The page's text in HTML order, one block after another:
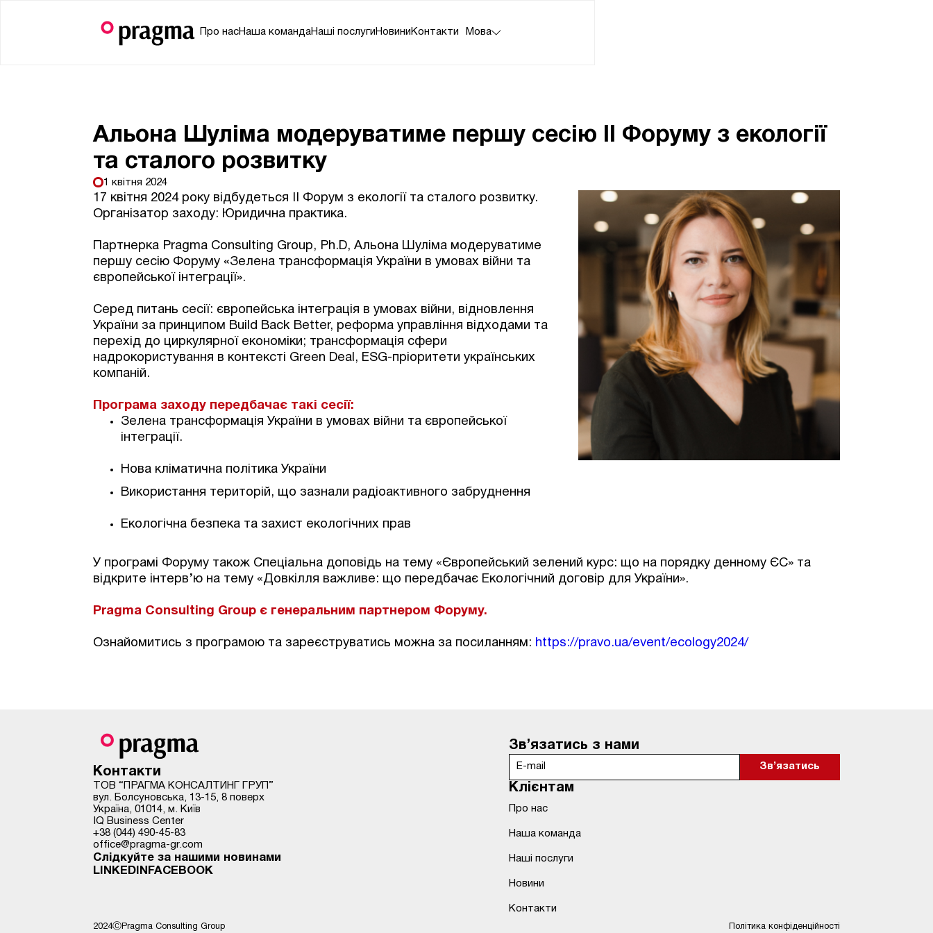
Про насНаша командаНаші послуги Новини Контакти Мова
Альона Шуліма модеруватиме першу сесію II Форуму з екології
та сталого розвитку
1 квітня 2024
17 квітня 2024 року відбудеться ІІ Форум з екології та сталого розвитку.
Організатор заходу: Юридична практика.
Партнерка Pragma Consulting Group, Ph.D, Альона Шуліма модеруватиме
першу сесію Форуму «Зелена трансформація України в умовах війни та
європейської інтеграції».
Серед питань сесії: європейська інтеграція в умовах війни, відновлення
України за принципом Build Back Better, реформа управління відходами та
перехід до циркулярної економіки; трансформація сфери
надрокористування в контексті Green Deal, ESG-пріоритети українських
компаній.
Програма заходу передбачає такі сесії:
Зелена трансформація України в умовах війни та європейської
інтеграції.
Нова кліматична політика України
Використання територій, що зазнали радіоактивного забруднення
Екологічна безпека та захист екологічних прав
У програмі Форуму також Спеціальна доповідь на тему «Європейський зелений курс: що на порядку денному ЄС» та
відкрите інтерв’ю на тему «Довкілля важливе: що передбачає Екологічний договір для України».
Pragma Consulting Group є генеральним партнером Форуму.
Ознайомитись з програмою та зареєструватись можна за посиланням: https://pravo.ua/event/ecology2024/
Контакти
ТОВ “ПРАГМА КОНСАЛТИНГ ГРУП”
вул. Болсуновська, 13-15, 8 поверх
Україна, 01014, м. Київ
IQ Busіness Center
+38 (044) 490-45-83
office@pragma-gr.com
Слідкуйте за нашими новинами
LINKEDIN FACEBOOK
Зв’язатись з нами
Клієнтам
Про нас
Наша команда
Наші послуги
Новини
Контакти
2024ⒸPragma Consulting Group Політика конфіденційності